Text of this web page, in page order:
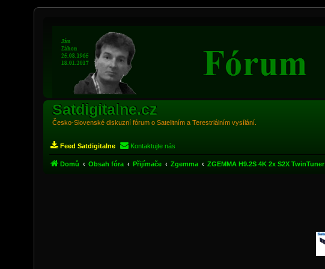
Satdigitalne.cz
Česko-Slovenské diskuzní fórum o Satelitním a Terestriálním vysílání.
Feed Satdigitalne Kontaktujte nás
Domů Obsah fóra Přijímače Zgemma ZGEMMA H9.2S 4K 2x S2X TwinTuner